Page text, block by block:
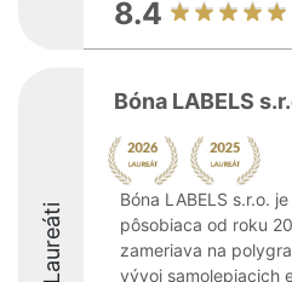
8.4
Laureáti
Bóna LABELS
Bóna LABELS s.r.o.
pôsobiaca od roku
zameriava na
vývoj samolepiacich